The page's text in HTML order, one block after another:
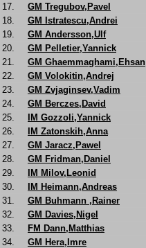
17.
GM Tregubov,Pavel
18.
GM Istratescu,Andrei
19.
GM Andersson,Ulf
20.
GM Pelletier,Yannick
21.
GM Ghaemmaghami,Ehsan
22.
GM Volokitin,Andrej
23.
GM Zvjaginsev,Vadim
24.
GM Berczes,David
25.
IM Gozzoli,Yannick
26.
IM Zatonskih,Anna
27.
GM Jaracz,Pawel
28.
GM Fridman,Daniel
29.
IM Milov,Leonid
30.
IM Heimann,Andreas
31.
GM Buhmann ,Rainer
32.
GM Davies,Nigel
33.
FM Dann,Matthias
34.
GM Hera,Imre